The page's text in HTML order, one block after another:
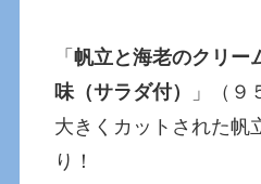
「帆立と海老のクリー
味（サラダ付）
」（９
大きくカットされた帆
り！